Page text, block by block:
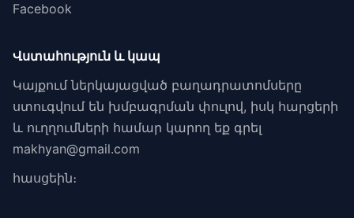
Facebook
Վստահություն և կապ
Կայքում ներկայացված բաղադրատոմսերը
ստուգվում են խմբագրման փուլով, իսկ հարցերի
և ուղղումների համար կարող եք գրել
makhyan@gmail.com
հասցեին։